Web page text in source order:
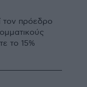
τον πρόεδρο
το 15%